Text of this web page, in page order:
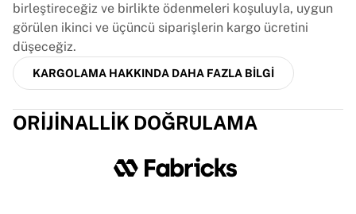
birleştireceğiz ve birlikte ödenmeleri koşuluyla, uygun
görülen ikinci ve üçüncü siparişlerin kargo ücretini
düşeceğiz.
KARGOLAMA HAKKINDA DAHA FAZLA BILGI
ORIJINALLIK DOĞRULAMA